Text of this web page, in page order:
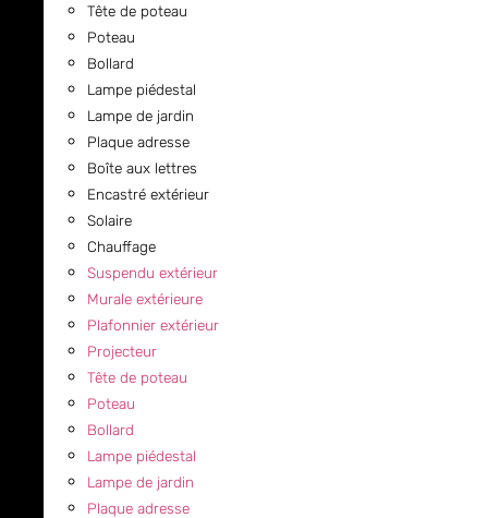
Tête de poteau
Poteau
Bollard
Lampe piédestal
Lampe de jardin
Plaque adresse
Boîte aux lettres
Encastré extérieur
Solaire
Chauffage
Suspendu extérieur
Murale extérieure
Plafonnier extérieur
Projecteur
Tête de poteau
Poteau
Bollard
Lampe piédestal
Lampe de jardin
Plaque adresse